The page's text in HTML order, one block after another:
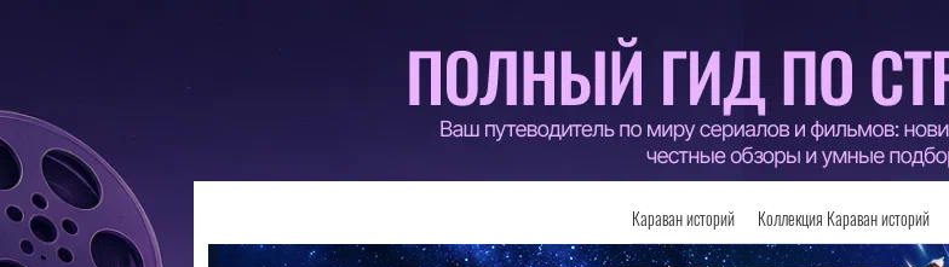
Караван историй Коллекция Караван историй